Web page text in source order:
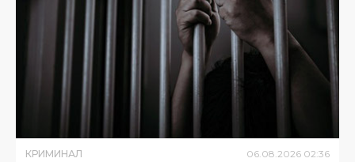
КРИМИНАЛ 06.08.2026 02:36